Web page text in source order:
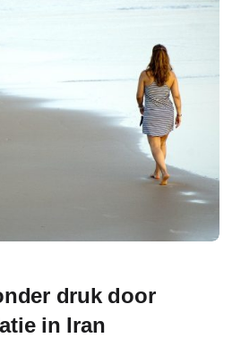
druk door
in Iran